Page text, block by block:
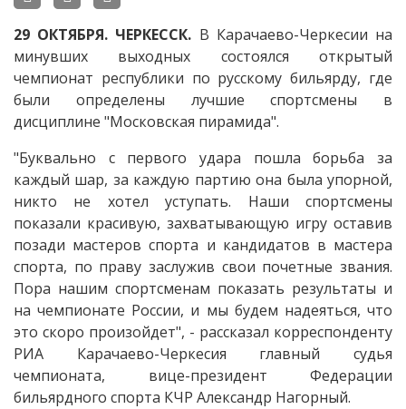
29 ОКТЯБРЯ. ЧЕРКЕССК. В Карачаево-Черкесии на
минувших выходных состоялся открытый
чемпионат республики по русскому бильярду, где
были определены лучшие спортсмены в
дисциплине "Московская пирамида".
"Буквально с первого удара пошла борьба за
каждый шар, за каждую партию она была упорной,
никто не хотел уступать. Наши спортсмены
показали красивую, захватывающую игру оставив
позади мастеров спорта и кандидатов в мастера
спорта, по праву заслужив свои почетные звания.
Пора нашим спортсменам показать результаты и
на чемпионате России, и мы будем надеяться, что
это скоро произойдет", - рассказал корреспонденту
РИА Карачаево-Черкесия главный судья
чемпионата, вице-президент Федерации
бильярдного спорта КЧР Александр Нагорный.